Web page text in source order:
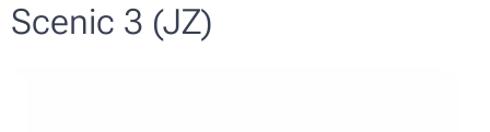
Scenic 3 (JZ)